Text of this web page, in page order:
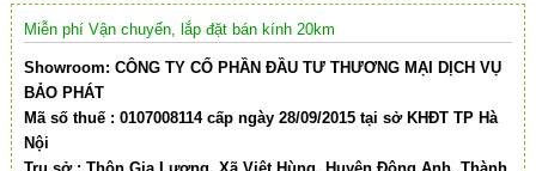
Miễn phí Vận chuyển, lắp đặt bán kính 20km
Showroom: CÔNG TY CỔ PHẦN ĐẦU TƯ THƯƠNG MẠI DỊCH VỤ
BẢO PHÁT
Mã số thuế : 0107008114 cấp ngày 28/09/2015 tại sở KHĐT TP Hà
Nội